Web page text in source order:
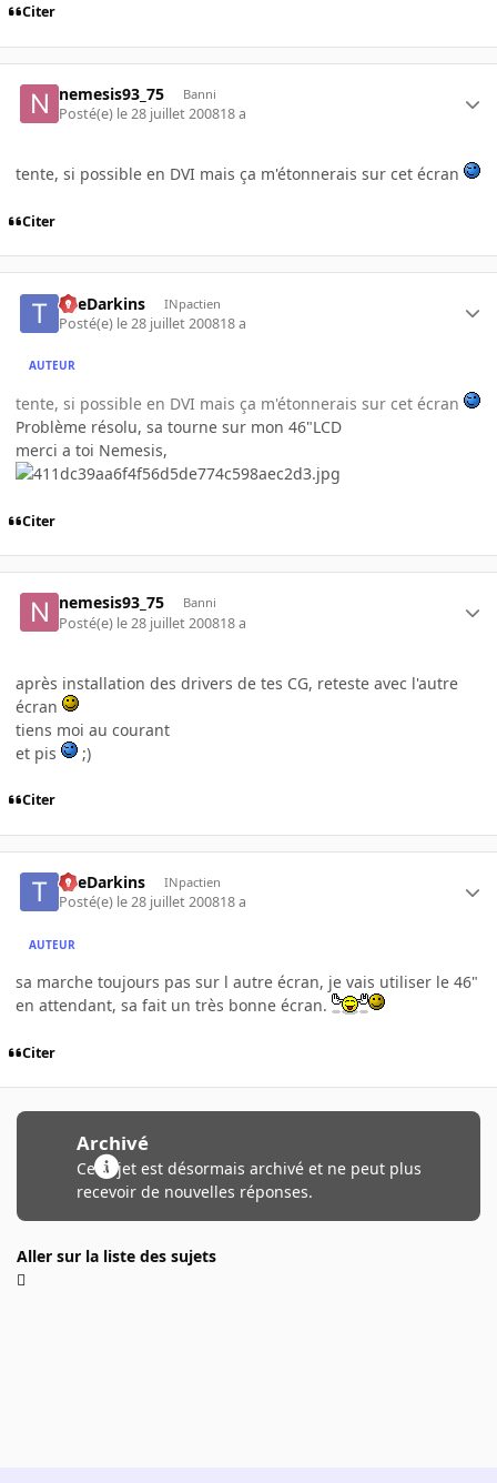
Citer
nemesis93_75 Banni
Posté(e) le 28 juillet 200818 a
tente, si possible en DVI mais ça m'étonnerais sur cet écran
Citer
TheDarkins INpactien
Posté(e) le 28 juillet 200818 a
AUTEUR
tente, si possible en DVI mais ça m'étonnerais sur cet écran
Problème résolu, sa tourne sur mon 46"LCD
merci a toi Nemesis,
Citer
nemesis93_75 Banni
Posté(e) le 28 juillet 200818 a
après installation des drivers de tes CG, reteste avec l'autre
écran
tiens moi au courant
et pis
;)
Citer
TheDarkins INpactien
Posté(e) le 28 juillet 200818 a
AUTEUR
sa marche toujours pas sur l autre écran, je vais utiliser le 46"
en attendant, sa fait un très bonne écran.
Citer
Archivé
Ce sujet est désormais archivé et ne peut plus
recevoir de nouvelles réponses.
Aller sur la liste des sujets